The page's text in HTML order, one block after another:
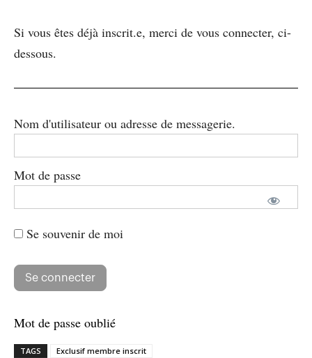
Si vous êtes déjà inscrit.e, merci de vous connecter, ci-
dessous.
Nom d'utilisateur ou adresse de messagerie.
Mot de passe
Se souvenir de moi
Mot de passe oublié
TAGS Exclusif membre inscrit